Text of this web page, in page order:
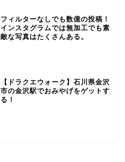
フィルターなしでも数億の投稿！
インスタグラムでは無加工でも素
敵な写真はたくさんある。
【ドラクエウォーク】石川県金沢
市の金沢駅でおみやげをゲットす
る！